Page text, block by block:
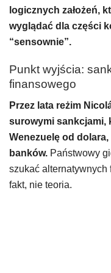
logicznych założeń,
wyglądać dla części
“sensownie”.
Punkt wyjścia:
finansowego
Przez lata reżim
surowymi sankcjami,
Wenezuelę od
banków. Państwowy
szukać alternatywnych
fakt, nie teoria.